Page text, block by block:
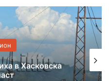
Регион
Животински продукти без
са намерени в автобус